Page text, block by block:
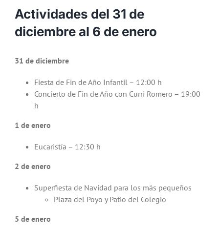
Actividades del 31 de
diciembre al 6 de enero
31 de diciembre
Fiesta de Fin de Año Infantil – 12:00 h
Concierto de Fin de Año con Curri Romero – 19:00
h
1 de enero
Eucaristía – 12:30 h
2 de enero
Superfiesta de Navidad para los más pequeños
Plaza del Poyo y Patio del Colegio
5 de enero